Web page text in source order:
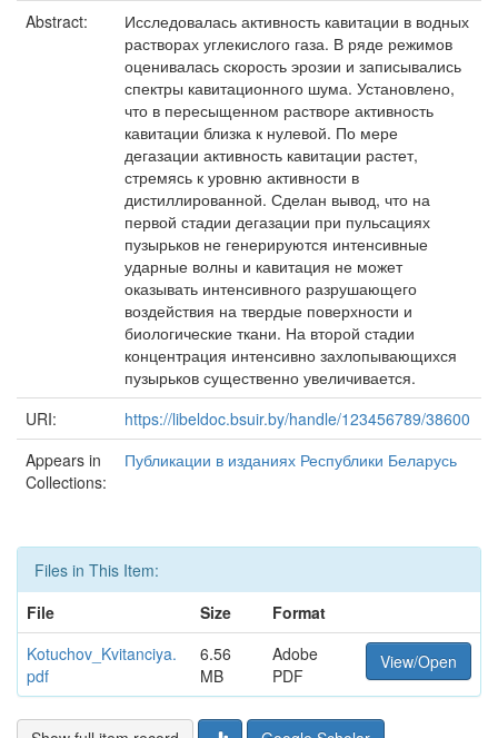
Abstract:
Исследовалась активность кавитации в водных
растворах углекислого газа. В ряде режимов
оценивалась скорость эрозии и записывались
спектры кавитационного шума. Установлено,
что в пересыщенном растворе активность
кавитации близка к нулевой. По мере
дегазации активность кавитации растет,
стремясь к уровню активности в
дистиллированной. Сделан вывод, что на
первой стадии дегазации при пульсациях
пузырьков не генерируются интенсивные
ударные волны и кавитация не может
оказывать интенсивного разрушающего
воздействия на твердые поверхности и
биологические ткани. На второй стадии
концентрация интенсивно захлопывающихся
пузырьков существенно увеличивается.
URI:
https://libeldoc.bsuir.by/handle/123456789/38600
Appears in
Collections:
Публикации в изданиях Республики Беларусь
Files in This Item:
File
Size
Format
Kotuchov_Kvitanciya.
pdf
6.56
MB
Adobe
PDF
View/Open